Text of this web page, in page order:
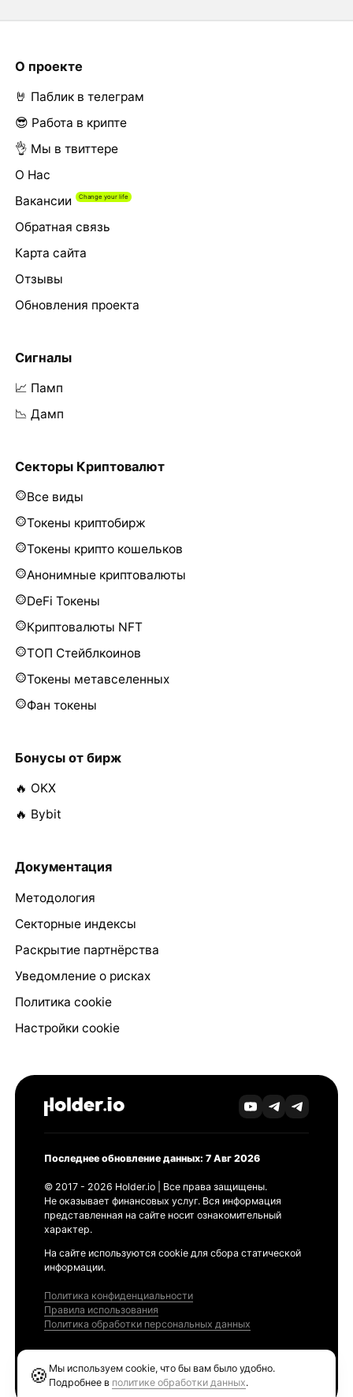
О проекте
🤘 Паблик в телеграм
😎 Работа в крипте
👌 Мы в твиттере
О Нас
Вакансии
Обратная связь
Карта сайта
Отзывы
Обновления проекта
Сигналы
📈 Памп
📉 Дамп
Секторы Криптовалют
Все виды
Токены криптобирж
Токены крипто кошельков
Анонимные криптовалюты
DeFi Токены
Криптовалюты NFT
ТОП Стейблкоинов
Токены метавселенных
Фан токены
Бонусы от бирж
🔥 OKX
🔥 Bybit
Документация
Методология
Секторные индексы
Раскрытие партнёрства
Уведомление о рисках
Политика cookie
Настройки cookie
Последнее обновление данных: 7 Авг 2026
© 2017 - 2026 Holder.io | Все права защищены.
Не оказывает финансовых услуг. Вся информация
представленная на сайте носит ознакомительный
характер.
На сайте используются cookie для сбора статической
информации.
Политика конфиденциальности
Правила использования
Политика обработки персональных данных
🍪 Мы используем cookie, что бы вам было удобно.
Подробнее в политике обработки данных.
Ethereum GAS Tracker